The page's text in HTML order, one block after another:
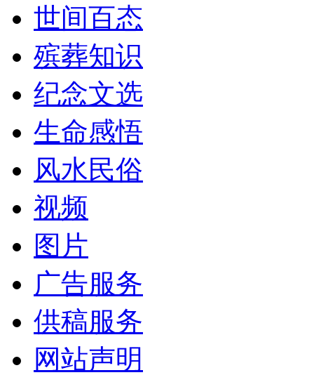
世间百态
殡葬知识
纪念文选
生命感悟
风水民俗
视频
图片
广告服务
供稿服务
网站声明